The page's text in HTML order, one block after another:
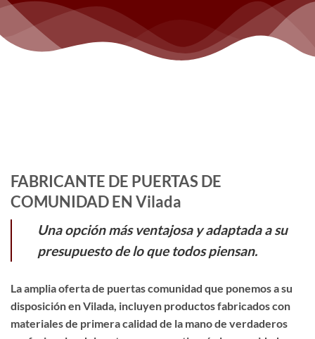
FABRICANTE DE PUERTAS DE
COMUNIDAD EN Vilada
Una opción más ventajosa y adaptada a su
presupuesto de lo que todos piensan.
La amplia oferta de puertas comunidad que ponemos a su
disposición en Vilada, incluyen productos fabricados con
materiales de primera calidad de la mano de verdaderos